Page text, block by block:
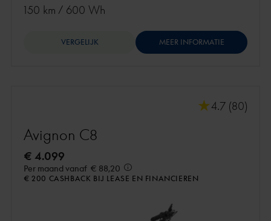
150 km / 600 Wh
VERGELIJK MEER INFORMATIE
4.7 (80)
Avignon C8
€ 4.099
Per maand vanaf € 88,20
€ 200 CASHBACK BIJ LEASE EN FINANCIEREN